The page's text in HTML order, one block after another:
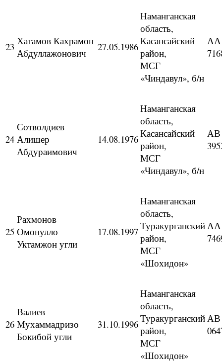
23 Хатамов Кахрамон
Абдуллажонович
27.05.1986
Наманганская
область,
Касансайский
район,
МСГ
«Чиндавул», б/н
АА
24
Сотволдиев
Алишер
Абдураимович
14.08.1976
Наманганская
область,
Касансайский
район,
МСГ
«Чиндавул», б/н
АВ
25
Рахмонов
Омонулло
Уктамжон угли
17.08.1997
Наманганская
область,
Туракурганский
район,
МСГ
«Шохидон»
АА
26
Валиев
Мухаммадризо
Бокибой угли
31.10.1996
Наманганская
область,
Туракурганский
район,
МСГ
«Шохидон»
АВ